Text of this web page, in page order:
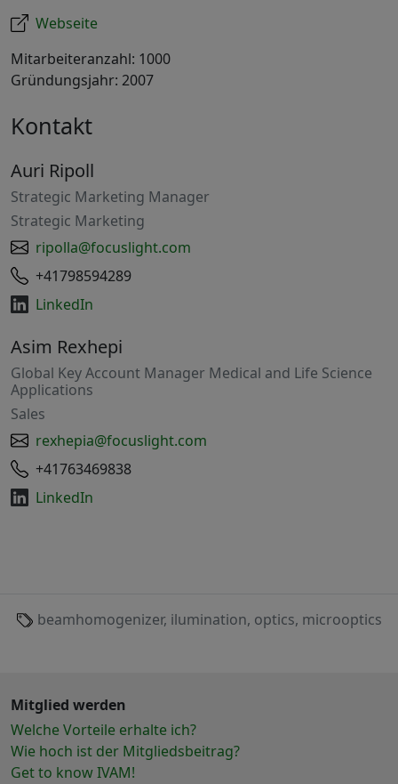
Webseite
Mitarbeiteranzahl: 1000
Gründungsjahr: 2007
Kontakt
Auri Ripoll
Strategic Marketing Manager
Strategic Marketing
ripolla@focuslight.com
+41798594289
LinkedIn
Asim Rexhepi
Global Key Account Manager Medical and Life Science
Applications
Sales
rexhepia@focuslight.com
+41763469838
LinkedIn
beamhomogenizer, ilumination, optics, microoptics
Mitglied werden
Welche Vorteile erhalte ich?
Wie hoch ist der Mitgliedsbeitrag?
Get to know IVAM!